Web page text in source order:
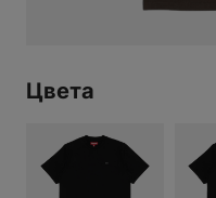
Цвета